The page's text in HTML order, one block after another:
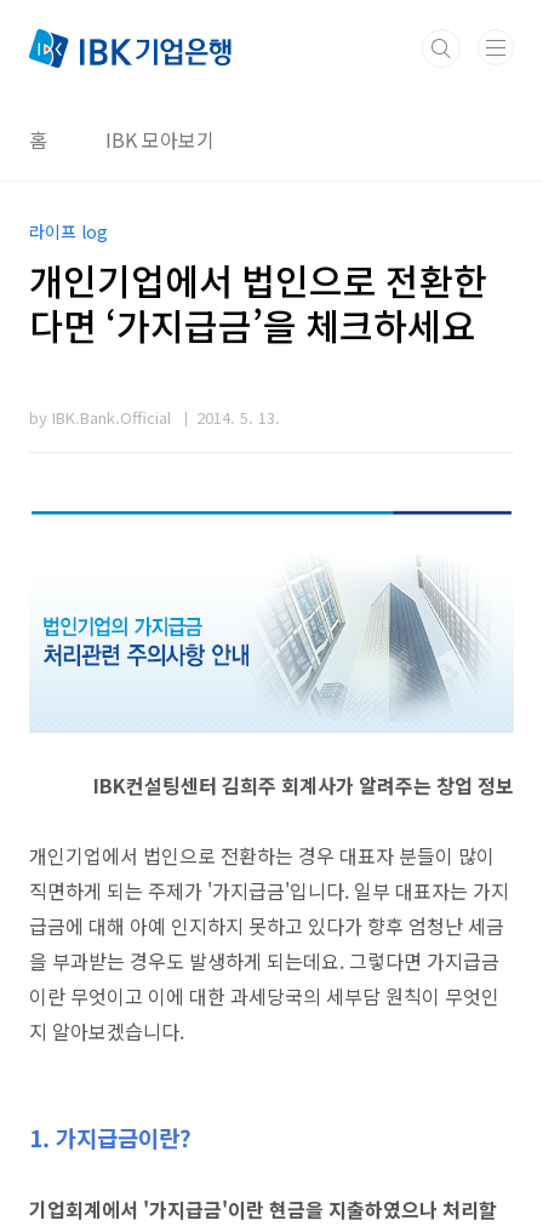
홈 IBK 모아보기
라이프 log
개인기업에서 법인으로 전환한
다면 ‘가지급금’을 체크하세요
by IBK.Bank.Official 2014. 5. 13.
IBK컨설팅센터 김희주 회계사가 알려주는 창업 정보
개인기업에서 법인으로 전환하는 경우 대표자 분들이 많이
직면하게 되는 주제가 '가지급금'입니다. 일부 대표자는 가지
급금에 대해 아예 인지하지 못하고 있다가 향후 엄청난 세금
을 부과받는 경우도 발생하게 되는데요. 그렇다면 가지급금
이란 무엇이고 이에 대한 과세당국의 세부담 원칙이 무엇인
지 알아보겠습니다.
1. 가지급금이란?
기업회계에서 '가지급금'이란 현금을 지출하였으나 처리할